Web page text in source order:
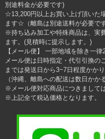
別途料金が必要です)
☆13,200円以上お買い上げ頂いた
ます☆（離島は別途送料が必要です
※持ち込み加工や特殊商品は、実
ます。(見積時に提示します。)
【メール便】 一部地域を除き一律
メール便は日時指定・代引引換の
までは発送日から3~7日程度かか
（沖縄、離島への配送は数日かか
※メール便対応商品につきまして
※上記全て税込価格となります。